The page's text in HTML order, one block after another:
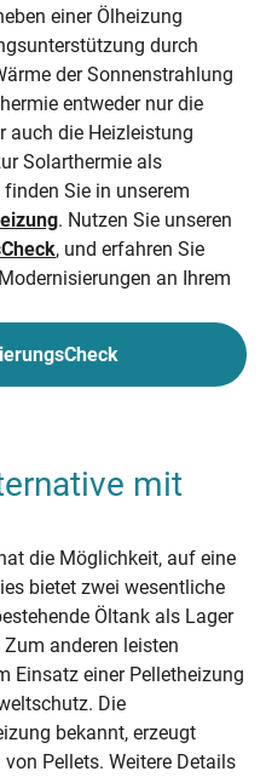
einer Ölheizung
durch
der Sonnenstrahlung
entweder nur die
auch die Heizleistung
Solarthermie als
Sie in unserem
. Nutzen Sie unseren
, und erfahren Sie
an Ihrem
mit
die Möglichkeit, auf eine
bietet zwei wesentliche
Öltank als Lager
anderen leisten
Einsatz einer Pelletheizung
Die
bekannt, erzeugt
Pellets. Weitere Details